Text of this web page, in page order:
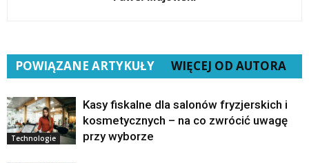
POWIĄZANE ARTYKUŁY WIĘCEJ OD AUTORA
Technologie
Kasy fiskalne dla salonów fryzjerskich i
kosmetycznych – na co zwrócić uwagę
przy wyborze